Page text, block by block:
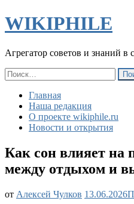
WIKIPHILE
Агрегатор советов и знаний в
Найти:
Главная
Наша редакция
О проекте wikiphile.ru
Новости и открытия
Как сон влияет на
между отдыхом и
от Алексей Чулков 13.06.2026